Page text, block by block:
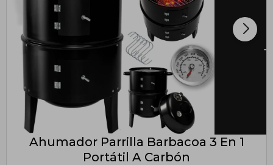
Ahumador Parrilla Barbacoa 3 En 1
Portátil A Carbón